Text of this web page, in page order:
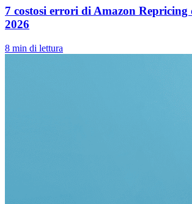
7 costosi errori di Amazon Repricing
2026
8 min di lettura